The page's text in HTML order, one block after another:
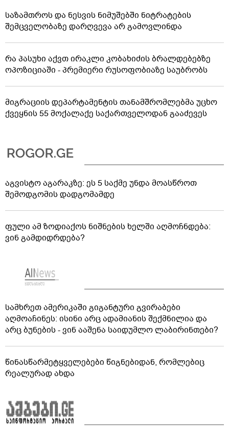
საზამთროს და ნესვის ნიმუშებში ნიტრატების
შემცველობაზე დარღვევა არ გამოვლინდა
რა პასუხი აქვთ ირაკლი კობახიძის ბრალდებებზე
ოპოზიციაში - პრემიერი რუსოფობიაზე საუბრობს
მიგრაციის დეპარტამენტის თანამშრომლებმა უცხო
ქვეყნის 55 მოქალაქე საქართველოდან გააძევეს
აგვისტო აგარაკზე: ეს 5 საქმე უნდა მოასწროთ
შემოდგომის დადგომამდე
ფული ამ ზოდიაქოს ნიშნების ხელში აღმოჩნდება:
ვინ გამდიდრდება?
სამხრეთ ამერიკაში გიგანტური გვირაბები
აღმოაჩინეს: ისინი არც ადამიანის შექმნილია და
არც ბუნების - ვინ ააშენა საიდუმლო ლაბირინთები?
წინასწარმეტყველებები წიგნებიდან, რომლებიც
რეალურად ახდა